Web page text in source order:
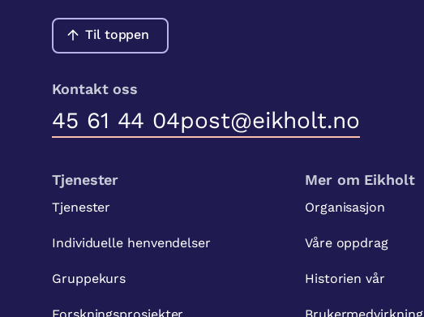
Til toppen
Kontakt oss
45 61 44 04post@eikholt.no
Tjenester
Tjenester
Individuelle henvendelser
Gruppekurs
Mer om Eikholt
Organisasjon
Våre oppdrag
Historien vår